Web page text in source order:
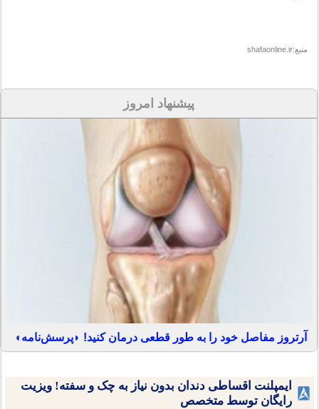
منبع:shafaonline.ir
پیشنهاد امروز
آرتروز مفاصل خود را به طور قطعی درمان کنید! ◗پرسش‌نامه◖
ایمپلنت اقساطی دندان بدون نیاز به چک و سفته! ویزیت
رایگان توسط متخصص